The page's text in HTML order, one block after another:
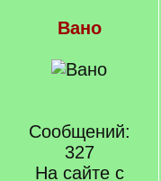
Вано
Сообщений:
327
На сайте с